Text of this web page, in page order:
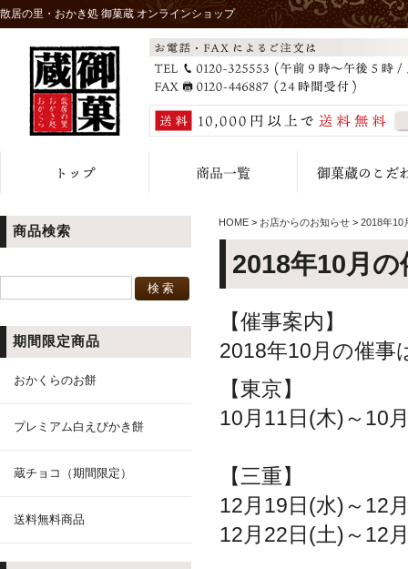
散居の里・おかき処 御菓蔵 オンラインショップ
商品検索
期間限定商品
おかくらのお餅
プレミアム白えびかき餅
蔵チョコ（期間限定）
送料無料商品
HOME > お店からのお知らせ > 2018年10
2018年10月の
【催事案内】
2018年10月の催事
【東京】
10月11日(木)～10
【三重】
12月19日(水)～12
12月22日(土)～12